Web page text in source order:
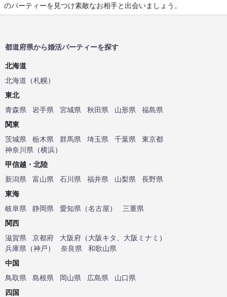
のパーティーを見つけ素敵なお相手と出会いましょう。
都道府県から婚活パーティーを探す
北海道
北海道 （札幌）
東北
青森県
岩手県 宮城県 秋田県 山形県
福島県
関東
茨城県
栃木県 群馬県 埼玉県 千葉県
東京都
神奈川県 （横浜）
甲信越・北陸
新潟県
富山県 石川県 福井県 山梨県
長野県
東海
岐阜県
静岡県 愛知県 （名古屋）
三重県
関西
滋賀県
京都府 大阪府 （大阪キタ 大阪ミナミ ）
兵庫県 （神戸） 奈良県
和歌山県
中国
鳥取県
島根県 岡山県 広島県
山口県
四国